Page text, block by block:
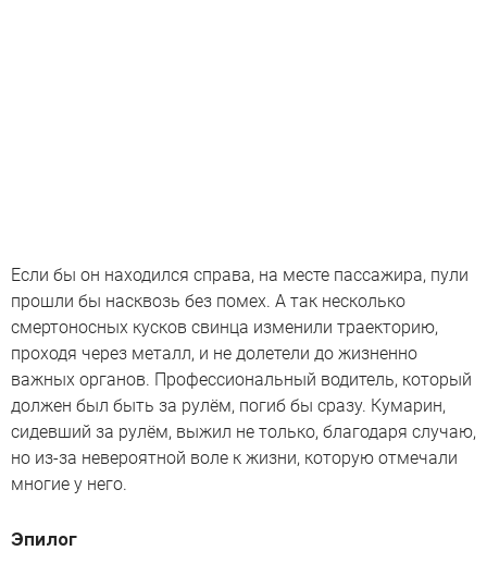
Если бы он находился справа, на месте пассажира, пули
прошли бы насквозь без помех. А так несколько
смертоносных кусков свинца изменили траекторию,
проходя через металл, и не долетели до жизненно
важных органов. Профессиональный водитель, который
должен был быть за рулём, погиб бы сразу. Кумарин,
сидевший за рулём, выжил не только, благодаря случаю,
но из-за невероятной воле к жизни, которую отмечали
многие у него.
Эпилог